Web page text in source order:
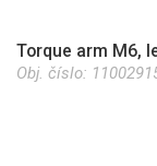
Torque arm M6,
Obj. číslo: